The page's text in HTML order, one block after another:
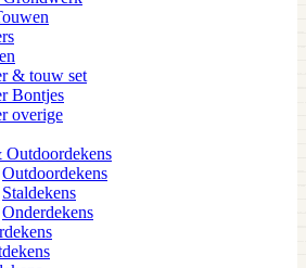
& touw set
Bontjes
overige
Outdoordekens
Outdoordekens
Staldekens
Onderdekens